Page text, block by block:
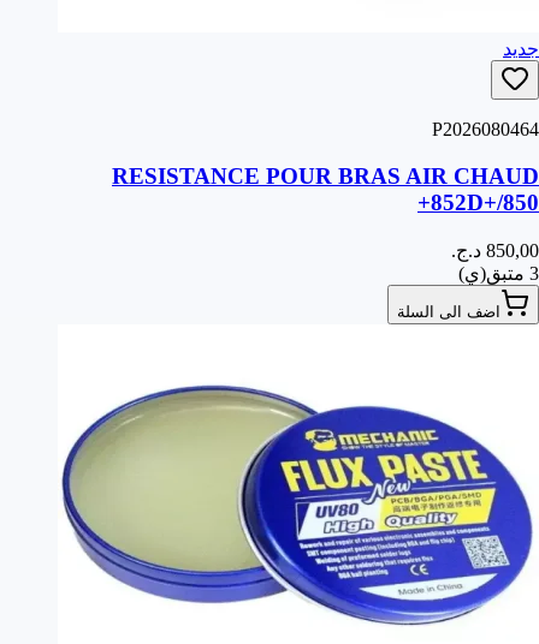
جديد
P2026080464
RESISTANCE POUR BRAS AIR CHAUD
852D+/850+
3 متبق(ي)
اضف الى السلة